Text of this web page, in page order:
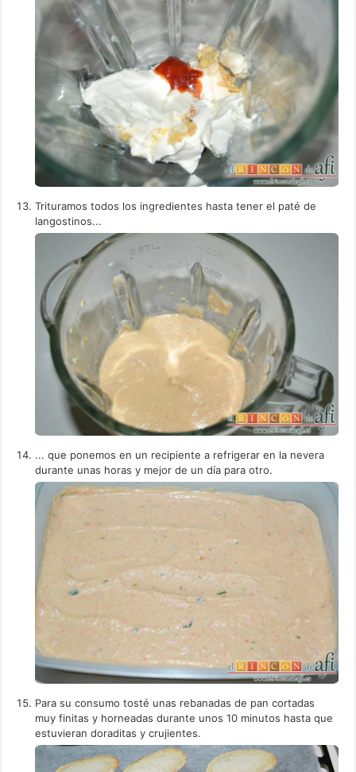
Trituramos todos los ingredientes hasta tener el paté de
langostinos...
... que ponemos en un recipiente a refrigerar en la nevera
durante unas horas y mejor de un día para otro.
Para su consumo tosté unas rebanadas de pan cortadas
muy finitas y horneadas durante unos 10 minutos hasta que
estuvieran doraditas y crujientes.